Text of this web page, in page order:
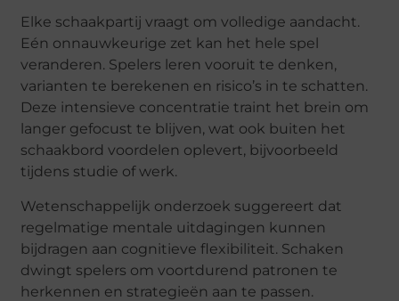
Elke schaakpartij vraagt om volledige aandacht.
Eén onnauwkeurige zet kan het hele spel
veranderen. Spelers leren vooruit te denken,
varianten te berekenen en risico’s in te schatten.
Deze intensieve concentratie traint het brein om
langer gefocust te blijven, wat ook buiten het
schaakbord voordelen oplevert, bijvoorbeeld
tijdens studie of werk.
Wetenschappelijk onderzoek suggereert dat
regelmatige mentale uitdagingen kunnen
bijdragen aan cognitieve flexibiliteit. Schaken
dwingt spelers om voortdurend patronen te
herkennen en strategieën aan te passen.